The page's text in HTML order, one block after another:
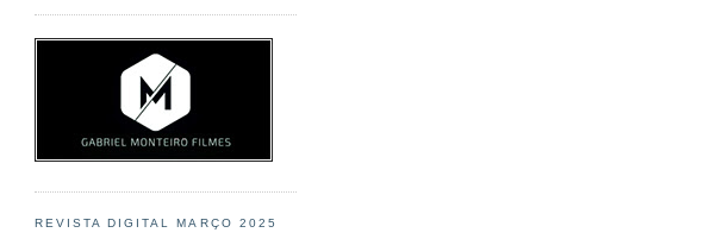
REVISTA DIGITAL MARÇO 2025